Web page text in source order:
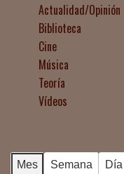
Actualidad/Opinión
Biblioteca
Cine
Música
Teoría
Vídeos
Mes Semana Día